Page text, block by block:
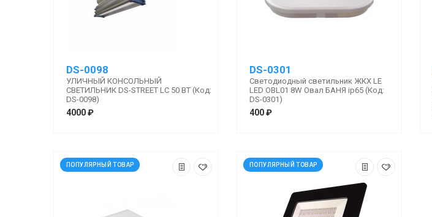
DS-0098
УЛИЧНЫЙ КОНСОЛЬНЫЙ
СВЕТИЛЬНИК DS-STREET LC 50 ВТ (Код:
DS-0098)
4000 ₽
DS-0301
Светодиодный светильник ЖКХ LE
LED OBL01 8W Овал БАНЯ ip65 (Код:
DS-0301)
400 ₽
ПОПУЛЯРНЫЙ ТОВАР ПОПУЛЯРНЫЙ ТОВАР